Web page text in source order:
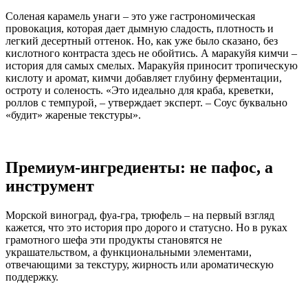
Соленая карамель унаги – это уже гастрономическая
провокация, которая дает дымную сладость, плотность и
легкий десертный оттенок. Но, как уже было сказано, без
кислотного контраста здесь не обойтись. А маракуйя кимчи –
история для самых смелых. Маракуйя приносит тропическую
кислоту и аромат, кимчи добавляет глубину ферментации,
остроту и соленость. «Это идеально для краба, креветки,
роллов с темпурой, – утверждает эксперт. – Соус буквально
«будит» жареные текстуры».
Премиум-ингредиенты: не пафос, а
инструмент
Морской виноград, фуа-гра, трюфель – на первый взгляд
кажется, что это история про дорого и статусно. Но в руках
грамотного шефа эти продукты становятся не
украшательством, а функциональными элементами,
отвечающими за текстуру, жирность или ароматическую
поддержку.